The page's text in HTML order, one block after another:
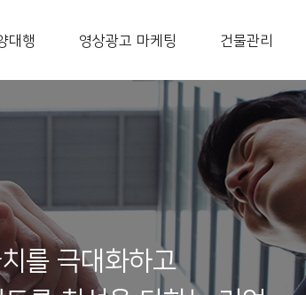
대행 영상광고 마케팅 건물관리
를 극대화하고